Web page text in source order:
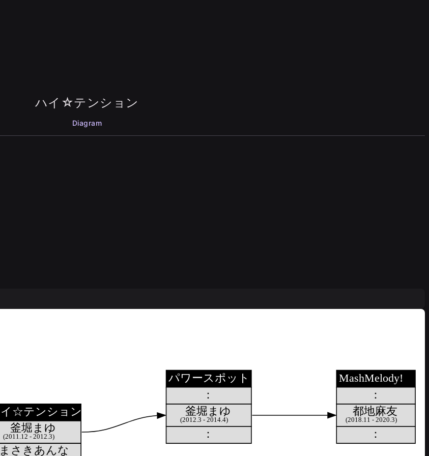
ハイ☆テンション
Diagram